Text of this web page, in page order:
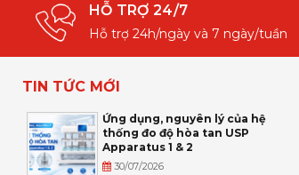
HỖ TRỢ 24/7
Hỗ trợ 24h/ngày và 7 ngày/tuần
TIN TỨC MỚI
Ứng dụng, nguyên lý của hệ
thống đo độ hòa tan USP
Apparatus 1 & 2
30/07/2026